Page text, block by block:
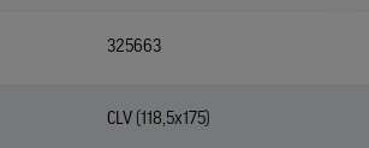
325663
CLV (118,5x175)